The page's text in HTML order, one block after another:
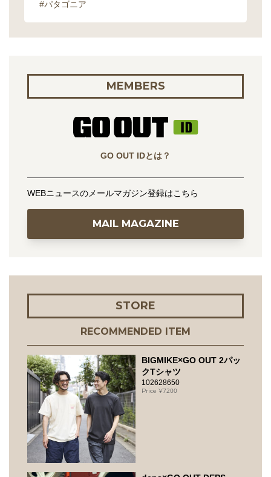
#パタゴニア
MEMBERS
GO OUT IDとは？
WEBニュースのメールマガジン登録はこちら
MAIL MAGAZINE
STORE
RECOMMENDED ITEM
BIGMIKE×GO OUT 2パッ
クTシャツ
102628650
7200